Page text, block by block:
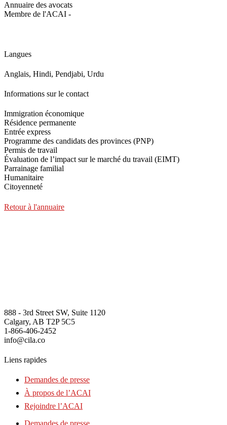
Annuaire des avocats
Membre de l'ACAI -
Langues
Anglais, Hindi, Pendjabi, Urdu
Informations sur le contact
Immigration économique
Résidence permanente
Entrée express
Programme des candidats des provinces (PNP)
Permis de travail
Évaluation de l’impact sur le marché du travail (EIMT)
Parrainage familial
Humanitaire
Citoyenneté
Retour à l'annuaire
888 - 3rd Street SW, Suite 1120
Calgary, AB T2P 5C5
1-866-406-2452
info@cila.co
Liens rapides
Demandes de presse
À propos de l’ACAI
Rejoindre l’ACAI